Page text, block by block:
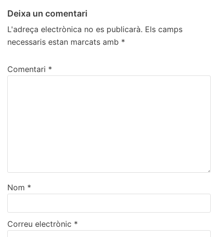
Deixa un comentari
L'adreça electrònica no es publicarà. Els camps
necessaris estan marcats amb *
Comentari *
Nom *
Correu electrònic *